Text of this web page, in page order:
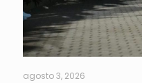
agosto 3, 2026